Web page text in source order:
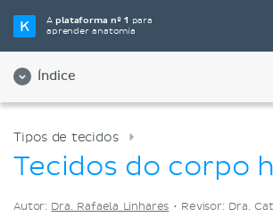
Aplataforma nº 1 para
aprender anatomia
Índice
Selecione a sua ferramenta de
Videoaulas
Tipos de tecidos
Tecidos do corpo
Autor: Dra. Rafaela Linhares • Revisor: Dra.